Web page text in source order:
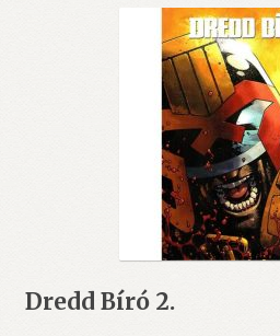
Dredd Bíró 2.